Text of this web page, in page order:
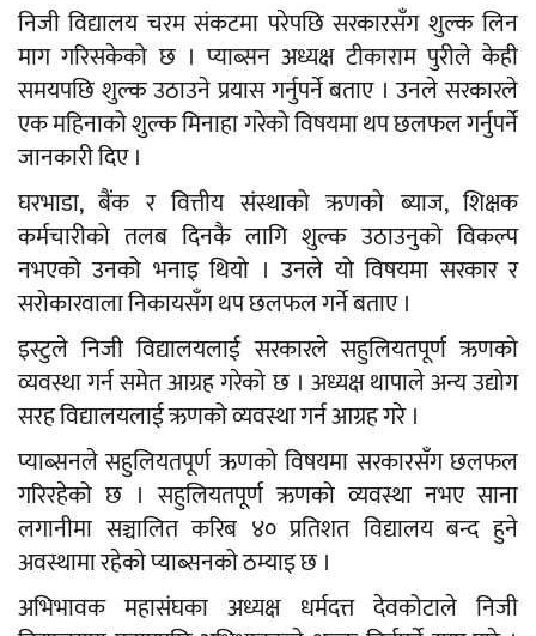
निजी विद्यालय चरम संकटमा परेपछि सरकारसँग शुल्क लिन
माग गरिसकेको छ । प्याब्सन अध्यक्ष टीकाराम पुरीले केही
समयपछि शुल्क उठाउने प्रयास गर्नुपर्ने बताए । उनले सरकारले
एक महिनाको शुल्क मिनाहा गरेको विषयमा थप छलफल गर्नुपर्ने
जानकारी दिए ।
घरभाडा, बैंक र वित्तीय संस्थाको ऋणको ब्याज, शिक्षक
कर्मचारीको तलब दिनकै लागि शुल्क उठाउनुको विकल्प
नभएको उनको भनाइ थियो । उनले यो विषयमा सरकार र
सरोकारवाला निकायसँग थप छलफल गर्ने बताए ।
इस्टुले निजी विद्यालयलाई सरकारले सहुलियतपूर्ण ऋणको
व्यवस्था गर्न समेत आग्रह गरेको छ । अध्यक्ष थापाले अन्य उद्योग
सरह विद्यालयलाई ऋणको व्यवस्था गर्न आग्रह गरे ।
प्याब्सनले सहुलियतपूर्ण ऋणको विषयमा सरकारसँग छलफल
गरिरहेको छ । सहुलियतपूर्ण ऋणको व्यवस्था नभए साना
लगानीमा सञ्चालित करिब ४० प्रतिशत विद्यालय बन्द हुने
अवस्थामा रहेको प्याब्सनको ठम्याइ छ ।
अभिभावक महासंघका अध्यक्ष धर्मदत्त देवकोटाले निजी